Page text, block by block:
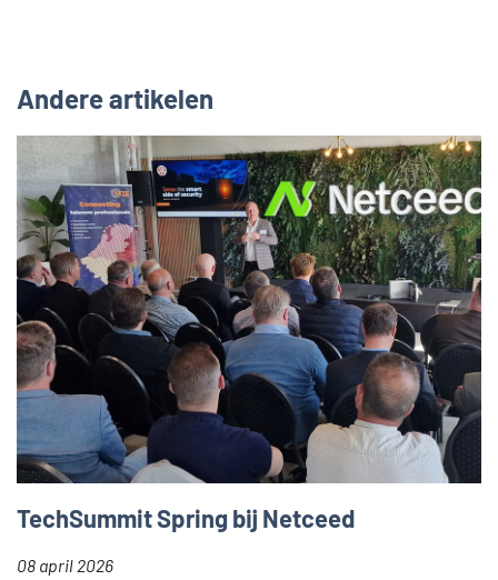
Andere artikelen
TechSummit Spring bij Netceed
08 april 2026